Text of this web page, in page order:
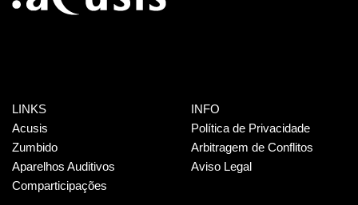
LINKS
Acusis
Zumbido
Aparelhos Auditivos
Comparticipações
INFO
Política de Privacidade
Arbitragem de Conflitos
Aviso Legal